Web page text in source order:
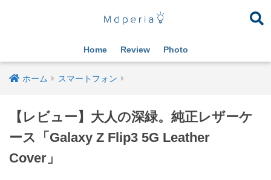
Home Review Photo
ホーム スマートフォン
【レビュー】大人の深緑。純正レザーケ
ース「Galaxy Z Flip3 5G Leather
Cover」